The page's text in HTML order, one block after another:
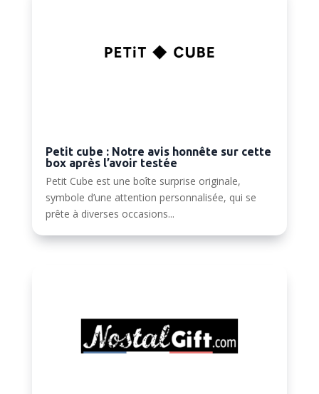
Petit cube : Notre avis honnête sur cette
box après l’avoir testée
Petit Cube est une boîte surprise originale,
symbole d’une attention personnalisée, qui se
prête à diverses occasions...